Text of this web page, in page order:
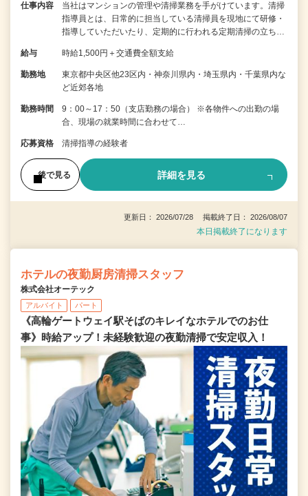
仕事内容
当社はマンションの管理や清掃業務を手がけています。清掃
指導員とは、日常的に担当している清掃員を現地にて研修・
指導していただいたり、定期的に行われる定期清掃の立ち…
給与 時給1,500円＋交通費全額支給
勤務地
東京都中央区他23区内・神奈川県内・埼玉県内・千葉県内な
ど近郊各地
勤務時間
9：00～17：50（支店勤務の場合） ※各物件への出勤の場
合、現場の就業時間に合わせて…
応募資格 清掃指導の経験者
後で見る 詳細を見る
更新日： 2026/07/28 掲載終了日： 2026/08/07
本日掲載終了になります
ホテルの夜勤厨房清掃スタッフ
株式会社オーテック
アルバイト パート
《高輪ゲートウェイ駅そばのキレイなホテルでのお仕
事》時給アップ！未経験歓迎の夜勤清掃で安定収入！